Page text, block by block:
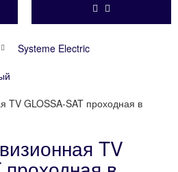
Systeme Electric
TV GLOSSA-SAT проходная в
TV